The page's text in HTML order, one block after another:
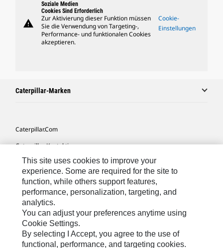
warning
Soziale Medien
Cookies Sind Erforderlich
Zur Aktivierung dieser Funktion müssen
Sie die Verwendung von Targeting-,
Performance- und funktionalen Cookies
akzeptieren.
Cookie-
Einstellungen
Caterpillar-Marken
Caterpillar.com
Caterpillar Kontaktieren
Meine Marketing-Präferenzen
Seitenübersicht
Cookie Settings
Rechtliche Hinweise
Datenschutz
This site uses cookies to improve your
experience. Some are required for the site to
function, while others support features,
performance, personalization, targeting, and
analytics.
You can adjust your preferences anytime using
Cookie Settings.
By selecting I Accept, you agree to the use of
functional, performance, and targeting cookies.